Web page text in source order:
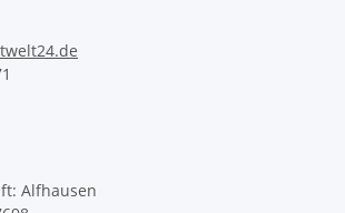
Alfhausen